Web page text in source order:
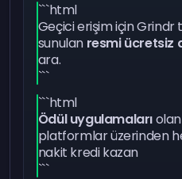
```html
Geçici erişim için
sunulan resmi ücretsiz
ara.
```
```html
Ödül uygulamalarıolan
platformlar üzerinden
nakit kredi kazan
```